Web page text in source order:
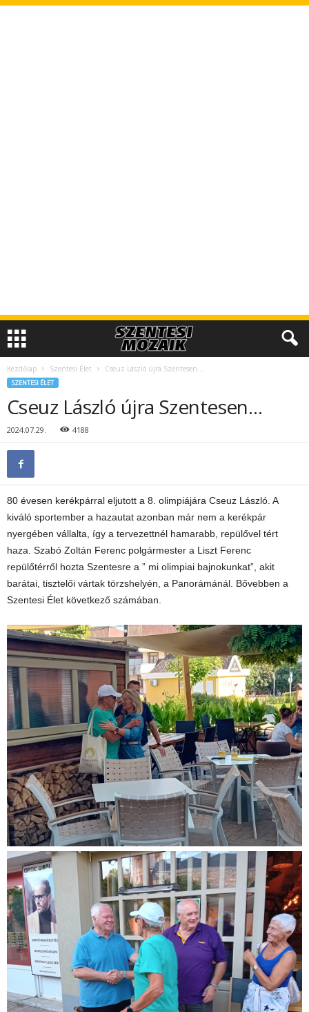
Kezdőlap Szentesi Élet Cseuz László újra Szentesen…
SZENTESI ÉLET
Cseuz László újra Szentesen…
2024.07.29. 4188
80 évesen kerékpárral eljutott a 8. olimpiájára Cseuz László. A
kiváló sportember a hazautat azonban már nem a kerékpár
nyergében vállalta, így a tervezettnél hamarabb, repülővel tért
haza. Szabó Zoltán Ferenc polgármester a Liszt Ferenc
repülőtérről hozta Szentesre a ” mi olimpiai bajnokunkat”, akit
barátai, tisztelői vártak törzshelyén, a Panorámánál. Bővebben a
Szentesi Élet következő számában.